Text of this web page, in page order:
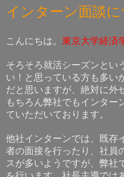
インターン面談
こんにちは。 東京大学経済
そろそろ就活シーズンとい
い！と思っている方も多い
だと思いますが、絶対に外
もちろん弊社でもインター
ていただいております。
他社インターンでは、既存
者の面接を行ったり、社員
スが多いようですが、弊社